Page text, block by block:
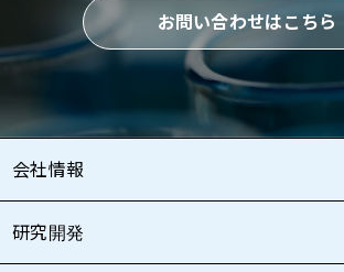
お問い合わせはこちら
会社情報
研究開発